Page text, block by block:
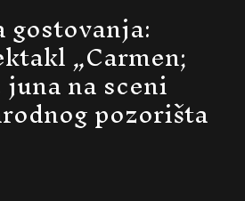
„Carmen;
na sceni
pozorišta